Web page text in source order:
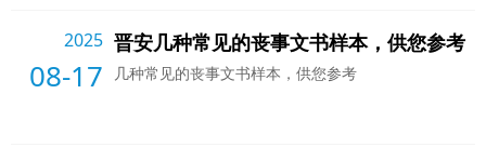
2025
08-17
晋安几种常见的丧事文书样本，供您参考
几种常见的丧事文书样本，供您参考